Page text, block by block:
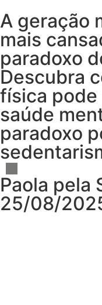
A geração
mais
paradoxo
Descubra
física pode
saúde
paradoxo
Paola pela
25/08/